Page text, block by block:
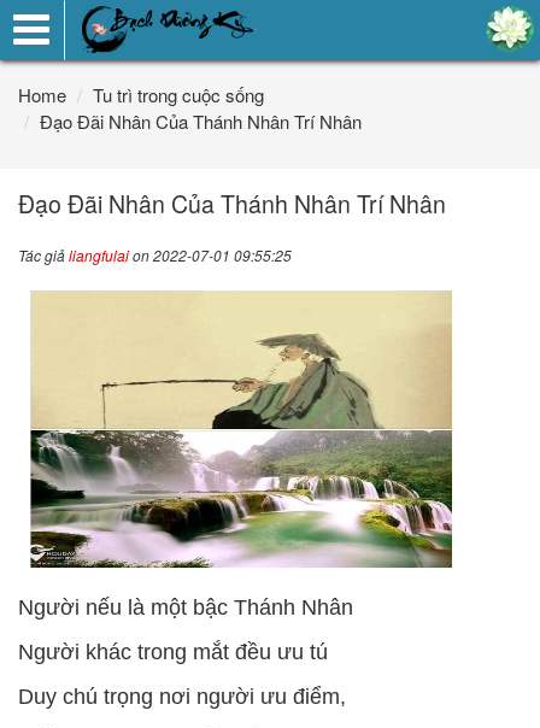
Toggle
navigation
Home
Tu trì trong cuộc sống
Đạo Đãi Nhân Của Thánh Nhân Trí Nhân
Đạo Đãi Nhân Của Thánh Nhân Trí Nhân
Tác giảliangfulaion 2022-07-01 09:55:25
Người nếu là một bậc Thánh Nhân
Người khác trong mắt đều ưu tú
Duy chú trọng nơi người ưu điểm,